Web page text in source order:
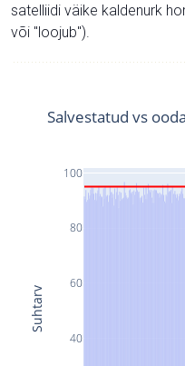
satelliidi väike kaldenurk
või "loojub").
40
60
80
100
Salvestatud vs
Suhtarv